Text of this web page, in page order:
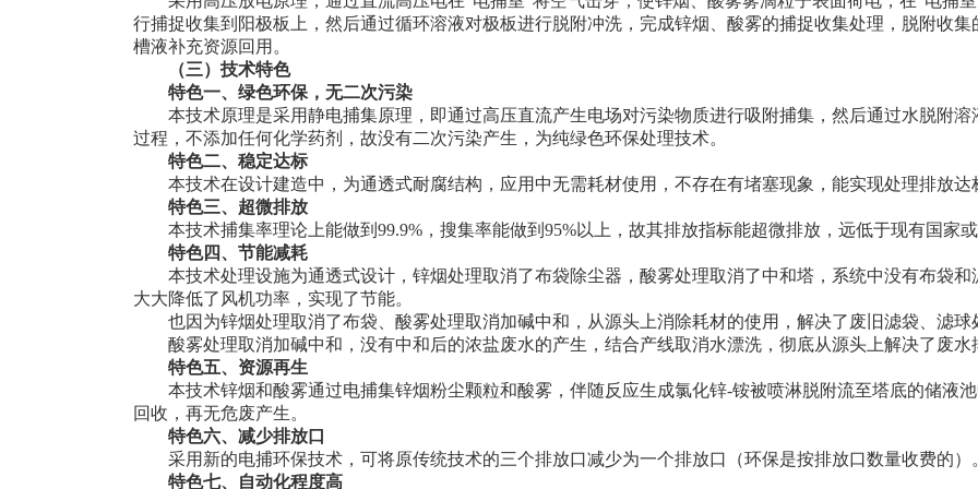
行捕捉收集到阳极板上，然后通过循环溶液对极板进行脱附冲洗，完成锌烟、酸雾的捕捉收集处理，脱附收
槽液补充资源回用。
（三）技术特色
特色一、绿色环保，无二次污染
本技术原理是采用静电捕集原理，即通过高压直流产生电场对污染物质进行吸附捕集，然后通过水脱附溶
过程，不添加任何化学药剂，故没有二次污染产生，为纯绿色环保处理技术。
特色二、稳定达标
本技术在设计建造中，为通透式耐腐结构，应用中无需耗材使用，不存在有堵塞现象，能实现处理排放达
特色三、超微排放
本技术捕集率理论上能做到99.9%，搜集率能做到95%以上，故其排放指标能超微排放，远低于现有国家
特色四、节能减耗
本技术处理设施为通透式设计，锌烟处理取消了布袋除尘器，酸雾处理取消了中和塔，系统中没有布袋和
大大降低了风机功率，实现了节能。
也因为锌烟处理取消了布袋、酸雾处理取消加碱中和，从源头上消除耗材的使用，解决了废旧滤袋、滤球
酸雾处理取消加碱中和，没有中和后的浓盐废水的产生，结合产线取消水漂洗，彻底从源头上解决了废水
特色五、资源再生
本技术锌烟和酸雾通过电捕集锌烟粉尘颗粒和酸雾，伴随反应生成氯化锌-铵被喷淋脱附流至塔底的储液
回收，再无危废产生。
特色六、减少排放口
采用新的电捕环保技术，可将原传统技术的三个排放口减少为一个排放口（环保是按排放口数量收费的）
特色七、自动化程度高